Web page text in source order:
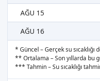
AĞU 15
AĞU 16
* Güncel – Gerçek su sıcaklığı
** Ortalama – Son yıllarda bu
*** Tahmin – Su sıcaklığı